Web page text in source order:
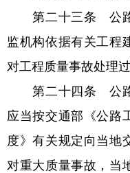
第二十三条 公路
监机构依据有关工程
对工程质量事故处理
第二十四条 公路
应当按交通部《公路
度》有关规定向当地
对重大质量事故，当